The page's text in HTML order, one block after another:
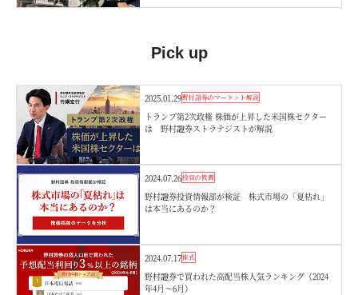
Pick up
2025.01.29野村證券のマーケット解説
トランプ第2次政権 株価が上昇した米国株セクター
は 野村證券ストラテジストが解説
2024.07.26投資の教養
野村證券投資情報部が検証 株式市場の「夏枯れ」
は本当にあるのか？
2024.07.17株式
野村證券で買われた高配当株人気ランキング（2024
年4月～6月）